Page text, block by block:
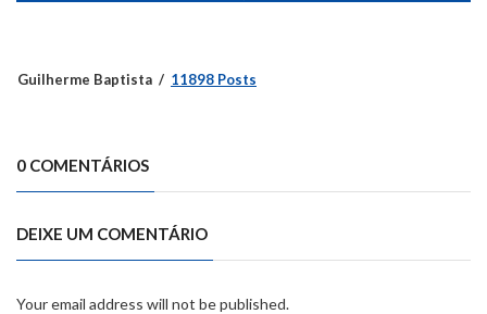
Guilherme Baptista 11898 Posts
0 COMENTÁRIOS
DEIXE UM COMENTÁRIO
Your email address will not be published.